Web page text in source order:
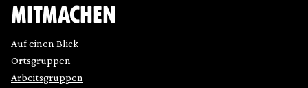
MITMACHEN
Auf einen Blick
Ortsgruppen
Arbeitsgruppen